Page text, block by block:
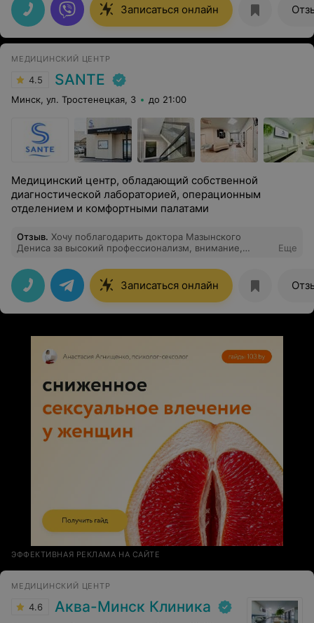
Записаться онлайн
МЕДИЦИНСКИЙ ЦЕНТР
4.5 SANTE
Минск, ул. Тростенецкая, 3 до 21:00
Медицинский центр, обладающий собственной
диагностической лабораторией, операционным
отделением и комфортными палатами
Отзыв. Хочу поблагодарить доктора Мазынского
Дениса за высокий профессионализм, внимание,
первых минут приема понимаешь, что это именно тот
доктор! Все манипуляции четко, без лишней суеты,
вопрос-ответ - все по делу! Рекомендую этот центр и
этого доктора однозначно!
Еще
Записаться онлайн
ЭФФЕКТИВНАЯ РЕКЛАМА НА САЙТЕ
МЕДИЦИНСКИЙ ЦЕНТР
4.6 Аква-Минск Клиника